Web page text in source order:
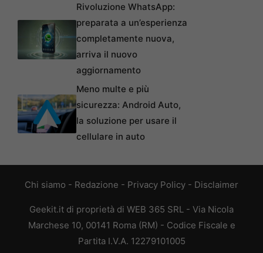
Rivoluzione WhatsApp:
preparata a un’esperienza
completamente nuova,
arriva il nuovo
aggiornamento
Meno multe e più
sicurezza: Android Auto,
la soluzione per usare il
cellulare in auto
Chi siamo - Redazione - Privacy Policy - Disclaimer
Geekit.it di proprietà di WEB 365 SRL - Via Nicola
Marchese 10, 00141 Roma (RM) - Codice Fiscale e
Partita I.V.A. 12279101005